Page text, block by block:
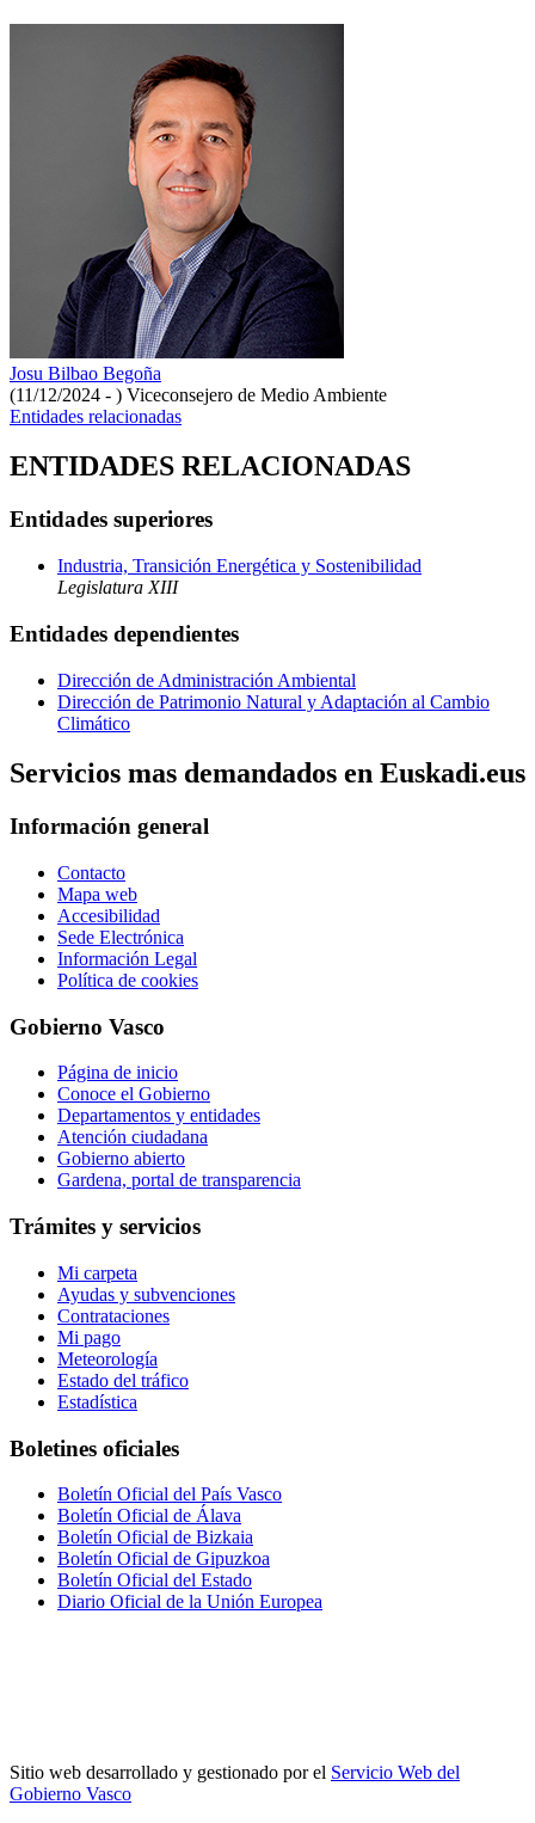
Josu Bilbao Begoña
(11/12/2024 - ) Viceconsejero de Medio Ambiente
Entidades relacionadas
ENTIDADES RELACIONADAS
Entidades superiores
Industria, Transición Energética y Sostenibilidad
Legislatura XIII
Entidades dependientes
Dirección de Administración Ambiental
Dirección de Patrimonio Natural y Adaptación al Cambio
Climático
Servicios mas demandados en Euskadi.eus
Información general
Contacto
Mapa web
Accesibilidad
Sede Electrónica
Información Legal
Política de cookies
Gobierno Vasco
Página de inicio
Conoce el Gobierno
Departamentos y entidades
Atención ciudadana
Gobierno abierto
Gardena, portal de transparencia
Trámites y servicios
Mi carpeta
Ayudas y subvenciones
Contrataciones
Mi pago
Meteorología
Estado del tráfico
Estadística
Boletines oficiales
Boletín Oficial del País Vasco
Boletín Oficial de Álava
Boletín Oficial de Bizkaia
Boletín Oficial de Gipuzkoa
Boletín Oficial del Estado
Diario Oficial de la Unión Europea
Sitio web desarrollado y gestionado por el Servicio Web del
Gobierno Vasco